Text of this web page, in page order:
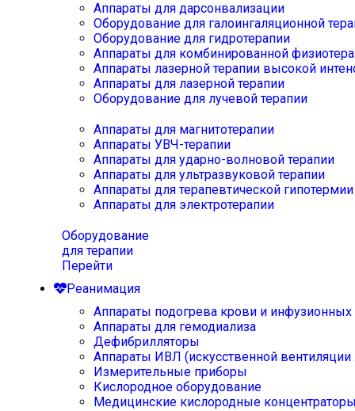
Аппараты для дарсонвализации
Оборудование для галоингаляционной
Оборудование для гидротерапии
Аппараты для комбинированной
Аппараты лазерной терапии высокой
Аппараты для лазерной терапии
Оборудование для лучевой терапии
Аппараты для магнитотерапии
Аппараты УВЧ-терапии
Аппараты для ударно-волновой терапии
Аппараты для ультразвуковой терапии
Аппараты для терапевтической
Аппараты для электротерапии
Оборудование
для терапии
Перейти
Реанимация
Аппараты подогрева крови и инфузионных
Аппараты для гемодиализа
Дефибрилляторы
Аппараты ИВЛ (искусственной вентиляции
Измерительные приборы
Кислородное оборудование
Медицинские кислородные